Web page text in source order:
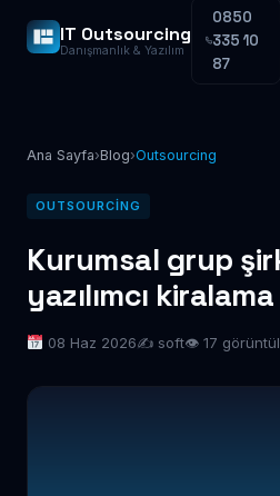
IT Outsourcing
Danışmanlık & Yazılım
0850
335 10
87
Ana Sayfa›Blog›Outsourcing
OUTSOURCING
Kurumsal grup
yazılımcı kiralama
08 Haz 2026✍️ soft👁 17